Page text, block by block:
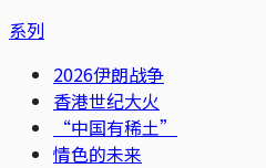
系列
2026伊朗战争
香港世纪大火
“中国有稀土”
情色的未来